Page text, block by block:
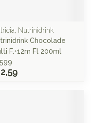
Nutrinidrink
Chocolade
F.+12m Fl 200ml